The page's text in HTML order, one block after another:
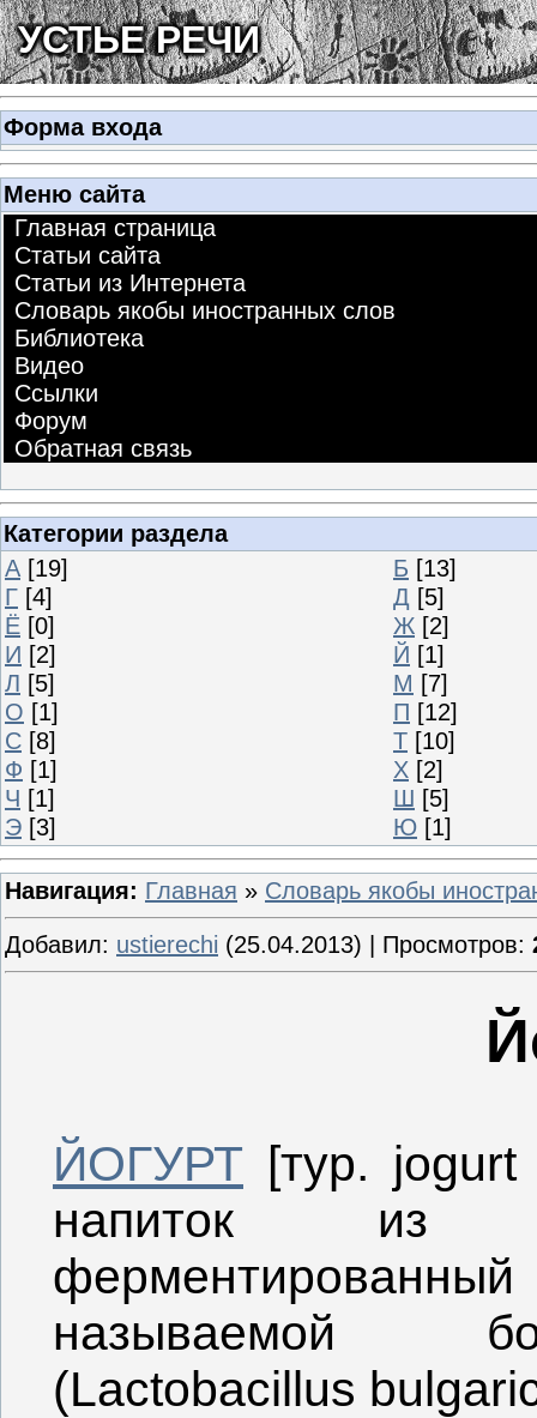
УСТЬЕ РЕЧИ
Форма входа
Меню сайта
Главная страница
Статьи сайта
Статьи из Интернета
Словарь якобы иностранных слов
Библиотека
Видео
Ссылки
Форум
Обратная связь
Категории раздела
А [19] Б [13]
Г [4] Д [5]
Ё [0] Ж [2]
И [2] Й [1]
Л [5] М [7]
О [1] П [12]
С [8] Т [10]
Ф [1] Х [2]
Ч [1] Ш [5]
Э [3] Ю [1]
Навигация: Главная » Словарь якобы
Добавил: ustierechi (25.04.2013) | Просмотров:
ЙОГУРТ [тур.
напиток из
называемой
(Lactobacillus